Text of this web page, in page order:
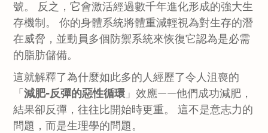
號。 反之，它會激活經過數千年進化形成的強大生
存機制。 你的身體系統將體重減輕視為對生存的潛
在威脅，並動員多個防禦系統來恢復它認為是必需
的脂肪儲備。
這就解釋了為什麼如此多的人經歷了令人沮喪的
「減肥-反彈的惡性循環 」效應——他們成功減肥，
結果卻反彈，往往比開始時更重。 這不是意志力的
問題，而是生理學的問題。